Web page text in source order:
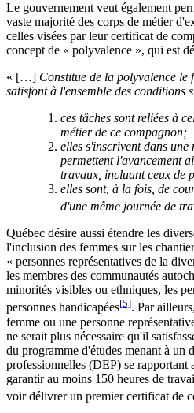
Le gouvernement veut également
vaste majorité des corps de métier
celles visées par leur certificat de
concept de « polyvalence », qui est
« […] Constitue de la polyvalence le
satisfont à l'ensemble des conditions
ces tâches sont reliées à
métier de ce compagnon;
elles s'inscrivent dans une
permettent l'avancement
travaux, incluant ceux de
elles sont, à la fois, de
d'une même journée de
Québec désire aussi étendre les
l'inclusion des femmes sur les
« personnes représentatives de la
les membres des communautés
minorités visibles ou ethniques, les
personnes handicapées[5]. Par
femme ou une personne
ne serait plus nécessaire qu'il
du programme d'études menant à un
professionnelles (DEP) se rapportant
garantir au moins 150 heures de
voir délivrer un premier certificat de